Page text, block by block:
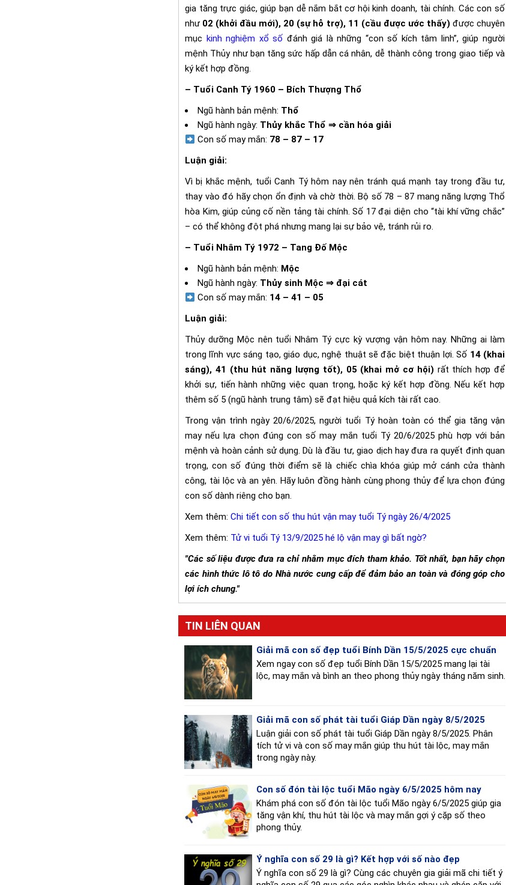
gia tăng trực giác, giúp bạn dễ nắm bắt cơ hội kinh doanh, tài chính. Các con số
như 02 (khởi đầu mới), 20 (sự hỗ trợ), 11 (cầu được ước thấy) được chuyên
mục kinh nghiệm xổ số đánh giá là những “con số kích tâm linh”, giúp người
mệnh Thủy như bạn tăng sức hấp dẫn cá nhân, dễ thành công trong giao tiếp và
ký kết hợp đồng.
– Tuổi Canh Tý 1960 – Bích Thượng Thổ
Ngũ hành bản mệnh: Thổ
Ngũ hành ngày: Thủy khắc Thổ ⇒ cần hóa giải
Con số may mắn: 78 – 87 – 17
Luận giải:
Vì bị khắc mệnh, tuổi Canh Tý hôm nay nên tránh quá mạnh tay trong đầu tư,
thay vào đó hãy chọn ổn định và chờ thời. Bộ số 78 – 87 mang năng lượng Thổ
hòa Kim, giúp củng cố nền tảng tài chính. Số 17 đại diện cho “tài khí vững chắc”
– có thể không đột phá nhưng mang lại sự bảo vệ, tránh rủi ro.
– Tuổi Nhâm Tý 1972 – Tang Đố Mộc
Ngũ hành bản mệnh: Mộc
Ngũ hành ngày: Thủy sinh Mộc ⇒ đại cát
Con số may mắn: 14 – 41 – 05
Luận giải:
Thủy dưỡng Mộc nên tuổi Nhâm Tý cực kỳ vượng vận hôm nay. Những ai làm
trong lĩnh vực sáng tạo, giáo dục, nghệ thuật sẽ đặc biệt thuận lợi. Số 14 (khai
sáng), 41 (thu hút năng lượng tốt), 05 (khai mở cơ hội) rất thích hợp để
khởi sự, tiến hành những việc quan trọng, hoặc ký kết hợp đồng. Nếu kết hợp
thêm số 5 (ngũ hành trung tâm) sẽ đạt hiệu quả kích tài rất cao.
Trong vận trình ngày 20/6/2025, người tuổi Tý hoàn toàn có thể gia tăng vận
may nếu lựa chọn đúng con số may mắn tuổi Tý 20/6/2025 phù hợp với bản
mệnh và hoàn cảnh sử dụng. Dù là đầu tư, giao dịch hay đưa ra quyết định quan
trọng, con số đúng thời điểm sẽ là chiếc chìa khóa giúp mở cánh cửa thành
công, tài lộc và an yên. Hãy luôn đồng hành cùng phong thủy để lựa chọn đúng
con số dành riêng cho bạn.
Xem thêm: Chi tiết con số thu hút vận may tuổi Tý ngày 26/4/2025
Xem thêm: Tử vi tuổi Tý 13/9/2025 hé lộ vận may gì bất ngờ?
"Các số liệu được đưa ra chỉ nhằm mục đích tham khảo. Tốt nhất, bạn hãy chọn
các hình thức lô tô do Nhà nước cung cấp để đảm bảo an toàn và đóng góp cho
lợi ích chung."
TIN LIÊN QUAN
Giải mã con số đẹp tuổi Bính Dần 15/5/2025 cực chuẩn
Xem ngay con số đẹp tuổi Bính Dần 15/5/2025 mang lại tài
lộc, may mắn và bình an theo phong thủy ngày tháng năm sinh.
Giải mã con số phát tài tuổi Giáp Dần ngày 8/5/2025
Luận giải con số phát tài tuổi Giáp Dần ngày 8/5/2025. Phân
tích tử vi và con số may mắn giúp thu hút tài lộc, may mắn
trong ngày này.
Con số đón tài lộc tuổi Mão ngày 6/5/2025 hôm nay
Khám phá con số đón tài lộc tuổi Mão ngày 6/5/2025 giúp gia
tăng vận khí, thu hút tài lộc và may mắn gợi ý cặp số theo
phong thủy.
Ý nghĩa con số 29 là gì? Kết hợp với số nào đẹp
Ý nghĩa con số 29 là gì? Cùng các chuyên gia giải mã chi tiết ý